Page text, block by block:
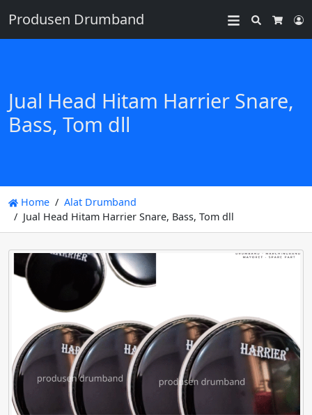
Produsen Drumband
Search
Jual Head Hitam Harrier Snare,
Bass, Tom dll
Home
Alat Drumband
Jual Head Hitam Harrier Snare, Bass, Tom dll